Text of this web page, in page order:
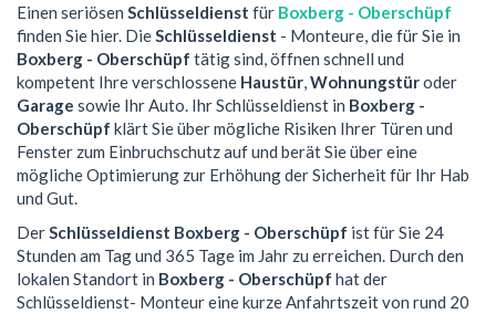
Einen seriösen Schlüsseldienst für Boxberg - Oberschüpf
finden Sie hier. DieSchlüsseldienst - Monteure, die für Sie in
Boxberg - Oberschüpf tätig sind, öffnen schnell und
kompetent Ihre verschlossene Haustür,Wohnungstüroder
Garage sowie Ihr Auto. Ihr Schlüsseldienst in Boxberg -
Oberschüpf klärt Sie über mögliche Risiken Ihrer Türen und
Fenster zum Einbruchschutz auf und berät Sie über eine
mögliche Optimierung zur Erhöhung der Sicherheit für Ihr Hab
und Gut.
DerSchlüsseldienst Boxberg - Oberschüpf ist für Sie 24
Stunden am Tag und 365 Tage im Jahr zu erreichen. Durch den
lokalen Standort in Boxberg - Oberschüpf hat der
Schlüsseldienst- Monteur eine kurze Anfahrtszeit von rund 20